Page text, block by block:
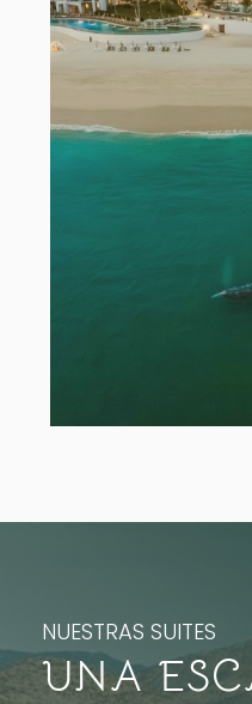
NUESTRAS SUITES
UNA